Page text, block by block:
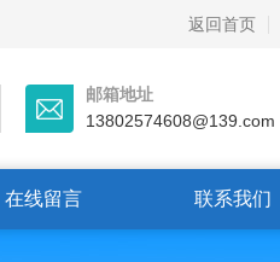
返回首页
邮箱地址
13802574608@139.com
在线留言 联系我们